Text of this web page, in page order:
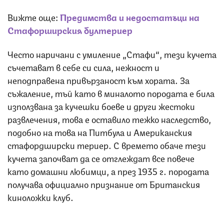
Вижте още:Предимства и недостатъци на
Стафорширския бултериер
Често наричани с умиление „Стафи“, тези кучета
съчетават в себе си сила, нежност и
неподправена привързаност към хората. За
съжаление, тъй като в миналото породата е била
използвана за кучешки боеве и други жестоки
развлечения, това е оставило тежко наследство,
подобно на това на Питбула и Американския
стафордширски териер. С времето обаче тези
кучета започват да се отглеждат все повече
като домашни любимци, а през 1935 г. породата
получава официално признание от Британския
киноложки клуб.